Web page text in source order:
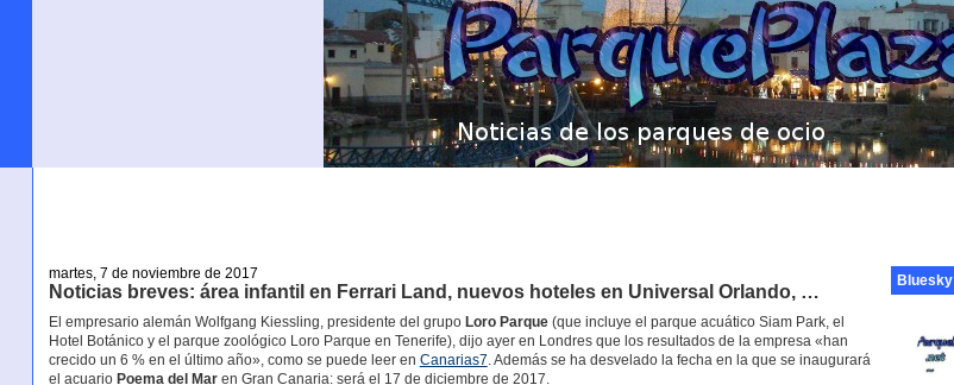
martes, 7 de noviembre de 2017
Noticias breves: área infantil en Ferrari Land, nuevos hoteles en Universal Orlando, …
El empresario alemán Wolfgang Kiessling, presidente del grupo Loro Parque(que incluye el parque acuático Siam Park, el
Hotel Botánico y el parque zoológico Loro Parque en Tenerife), dijo ayer en Londres que los resultados de la empresa «han
crecido un 6 % en el último año», como se puede leer en Canarias7. Además se ha desvelado la fecha en la que se inaugurará
el acuario Poema del Maren Gran Canaria: será el 17 de diciembre de 2017.
Bluesky